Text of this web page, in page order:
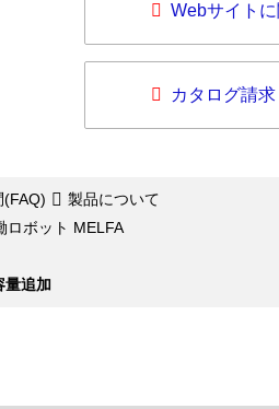
Webサイト
カタログ請求
(FAQ)
製品について
ロボット MELFA
量追加